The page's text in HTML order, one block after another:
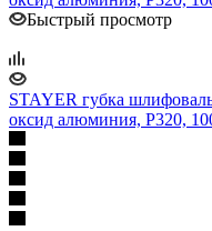
Быстрый просмотр
STAYER губка
оксид алюминия, Р320,